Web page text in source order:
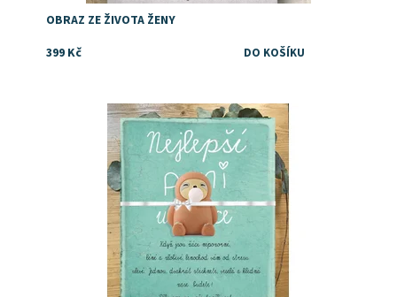
OBRAZ ZE ŽIVOTA ŽENY
399 Kč
Dostupnost: Skladem